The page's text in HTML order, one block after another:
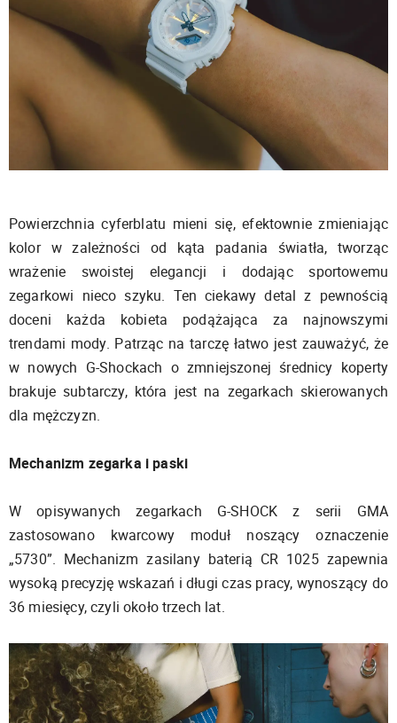
Powierzchnia cyferblatu mieni się, efektownie zmieniając
kolor w zależności od kąta padania światła, tworząc
wrażenie swoistej elegancji i dodając sportowemu
zegarkowi nieco szyku. Ten ciekawy detal z pewnością
doceni każda kobieta podążająca za najnowszymi
trendami mody. Patrząc na tarczę łatwo jest zauważyć, że
w nowych G-Shockach o zmniejszonej średnicy koperty
brakuje subtarczy, która jest na zegarkach skierowanych
dla mężczyzn.
Mechanizm zegarka i paski
W opisywanych zegarkach G-SHOCK z serii GMA
zastosowano kwarcowy moduł noszący oznaczenie
„5730”. Mechanizm zasilany baterią CR 1025 zapewnia
wysoką precyzję wskazań i długi czas pracy, wynoszący do
36 miesięcy, czyli około trzech lat.